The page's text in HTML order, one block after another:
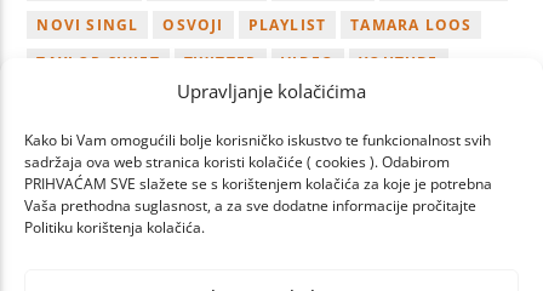
Upravljanje kolačićima
Kako bi Vam omogućili bolje korisničko iskustvo te funkcionalnost svih
sadržaja ova web stranica koristi kolačiće ( cookies ). Odabirom
PRIHVAĆAM SVE slažete se s korištenjem kolačića za koje je potrebna
Vaša prethodna suglasnost, a za sve dodatne informacije pročitajte
Politiku korištenja kolačića.
NOVI SINGL
OSVOJI PLAYLIST
TAMARA LOOS
TAYLOR SWIFT
TWITTER VIDEO
YOUTUBE